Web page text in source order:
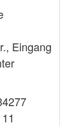
Eingang